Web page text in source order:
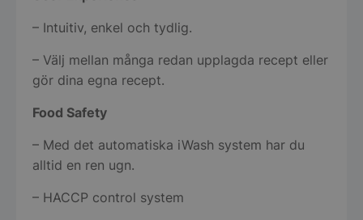
– Intuitiv, enkel och tydlig.
– Välj mellan många redan upplagda recept eller
gör dina egna recept.
Food Safety
– Med det automatiska iWash system har du
alltid en ren ugn.
– HACCP control system